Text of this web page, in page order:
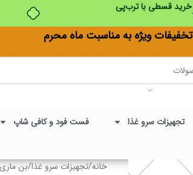
خرید قسطی با ترب‌پی
تخفیفات ویژه به مناسبت ماه محرم
تجهیزات سرو غذا فست فود و کافی شاپ
خانه/تجهیزات سرو غذا/بن ماری